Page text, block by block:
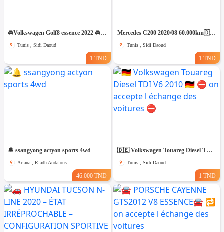
🚘Volkswagen Golf8 essence 2022 🚘 🔁 on accepte l échange des voitures
Tunis , Sidi Daoud
1 TND
Mercedes C200 2020/08 60.000km🇩🇪 ⛔️ on accepte l échange des voitures
Tunis , Sidi Daoud
1 TND
🔔 ssangyong actyon sports 4wd
Ariana , Riadh Andalous
46.000 TND
🇩🇪 Volkswagen Touareg Diesel TDI V6 2010 🇩🇪 ⛔️ on accepte l échange des voitures ⛔️
Tunis , Sidi Daoud
1 TND